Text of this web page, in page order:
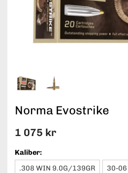
Norma Evostrike
1 075 kr
Kaliber:
.308 WIN 9.0G/139GR
30-